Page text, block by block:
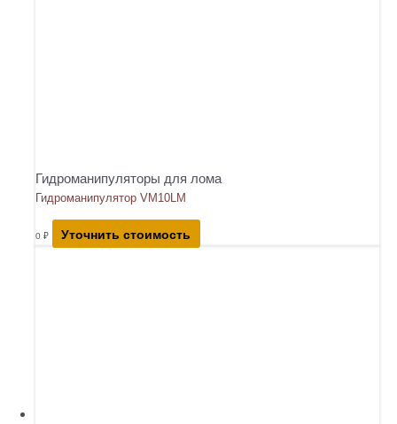
Гидроманипуляторы для лома
Гидроманипулятор VM10LM
0 ₽ Уточнить стоимость